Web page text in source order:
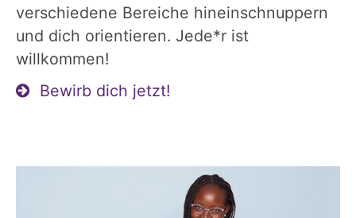
verschiedene Bereiche hineinschnuppern
und dich orientieren. Jede*r ist
willkommen!
Bewirb dich jetzt!